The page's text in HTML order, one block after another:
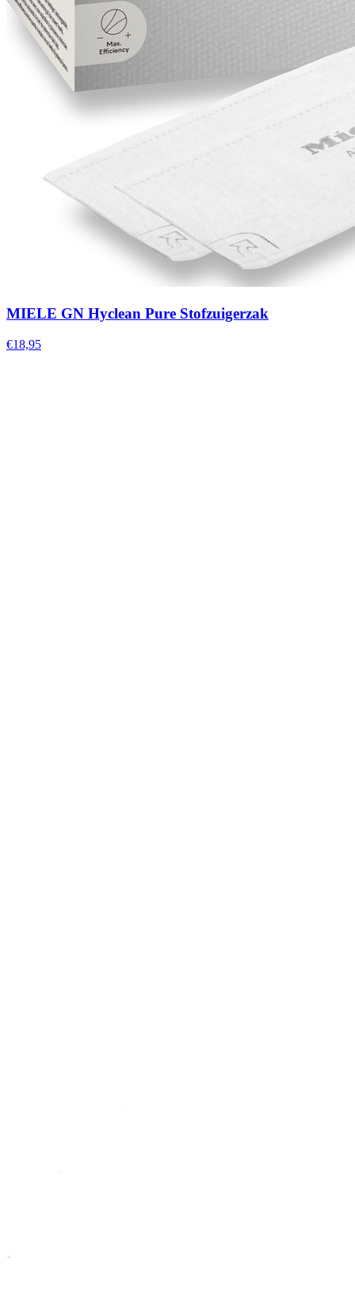
MIELE GN Hyclean Pure Stofzuigerzak
€18,95